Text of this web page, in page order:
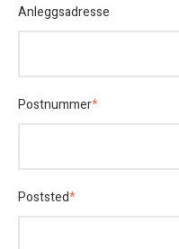
Anleggsadresse
Postnummer*
Poststed*